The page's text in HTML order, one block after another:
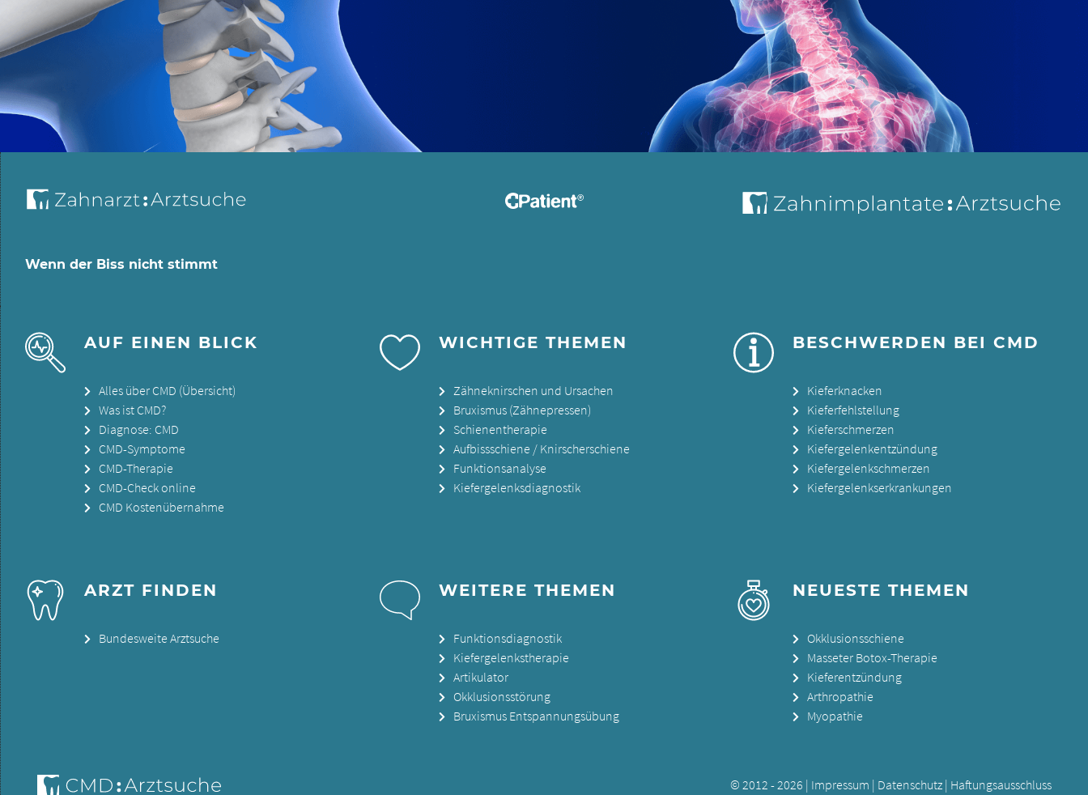
Wenn der Biss nicht stimmt
AUF EINEN BLICK
Alles über CMD (Übersicht)
Was ist CMD?
Diagnose: CMD
CMD-Symptome
CMD-Therapie
CMD-Check online
CMD Kostenübernahme
WICHTIGE THEMEN
Zähneknirschen und Ursachen
Bruxismus (Zähnepressen)
Schienentherapie
Aufbissschiene / Knirscherschiene
Funktionsanalyse
Kiefergelenksdiagnostik
BESCHWERDEN BEI CMD
Kieferknacken
Kieferfehlstellung
Kieferschmerzen
Kiefergelenkentzündung
Kiefergelenkschmerzen
Kiefergelenkserkrankungen
ARZT FINDEN
Bundesweite Arztsuche
WEITERE THEMEN
Funktionsdiagnostik
Kiefergelenkstherapie
Artikulator
Okklusionsstörung
Bruxismus Entspannungsübung
NEUESTE THEMEN
Okklusionsschiene
Masseter Botox-Therapie
Kieferentzündung
Arthropathie
Myopathie
© 2012 - 2026 | Impressum | Datenschutz| Haftungsausschluss